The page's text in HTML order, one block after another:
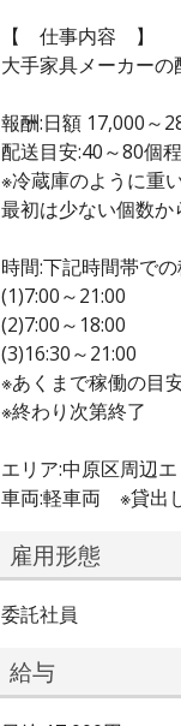
【 仕事内容 】
大手家具メーカーの
報酬:日額 17,000～
配送目安:40～80個
※冷蔵庫のように重
最初は少ない個数か
時間:下記時間帯で
(1)7:00～21:00
(2)7:00～18:00
(3)16:30～21:00
※あくまで稼働の目
※終わり次第終了
エリア:中原区周辺
車両:軽車両 ※貸出
雇用形態
委託社員
給与